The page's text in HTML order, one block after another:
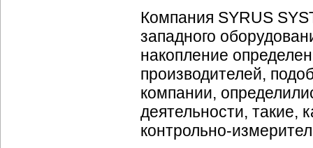
Компания SYRUS
западного
накопление
производителей,
компании,
деятельности, такие,
контрольно-